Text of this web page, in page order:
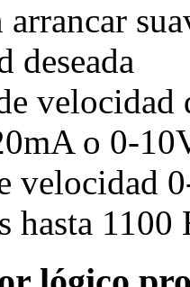
arrancar
deseada
velocidad
o 0-
velocidad
hasta